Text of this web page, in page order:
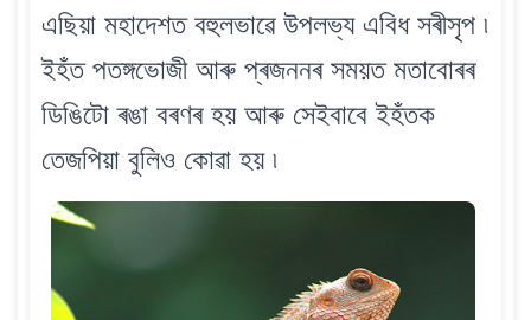
এছিয়া মহাদেশত বহুলভাৱে উপলভ্য এবিধ সৰীসৃপ ৷
ইহঁত পতঙ্গভোজী আৰু প্ৰজননৰ সময়ত মতাবোৰৰ
ডিঙিটো ৰঙা বৰণৰ হয় আৰু সেইবাবে ইহঁতক
তেজপিয়া বুলিও কোৱা হয় ৷